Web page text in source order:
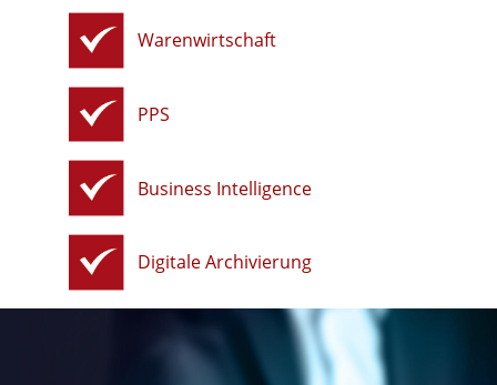
Warenwirtschaft
PPS
Business Intelligence
Digitale Archivierung